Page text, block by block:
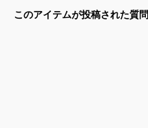
このアイテムが投稿された質問